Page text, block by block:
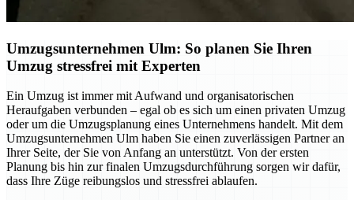
Umzugsunternehmen Ulm: So planen Sie Ihren
Umzug stressfrei mit Experten
Ein Umzug ist immer mit Aufwand und organisatorischen
Heraufgaben verbunden – egal ob es sich um einen privaten Umzug
oder um die Umzugsplanung eines Unternehmens handelt. Mit dem
Umzugsunternehmen Ulm haben Sie einen zuverlässigen Partner an
Ihrer Seite, der Sie von Anfang an unterstützt. Von der ersten
Planung bis hin zur finalen Umzugsdurchführung sorgen wir dafür,
dass Ihre Züge reibungslos und stressfrei ablaufen.